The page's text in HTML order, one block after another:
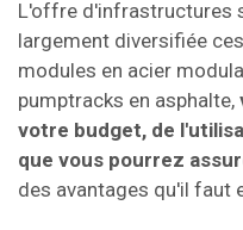
L'offre d'infrastructures
largement diversifiée
modules en acier
pumptracks en asphalte,
votre budget, de
que vous pourrez
des avantages qu'il faut